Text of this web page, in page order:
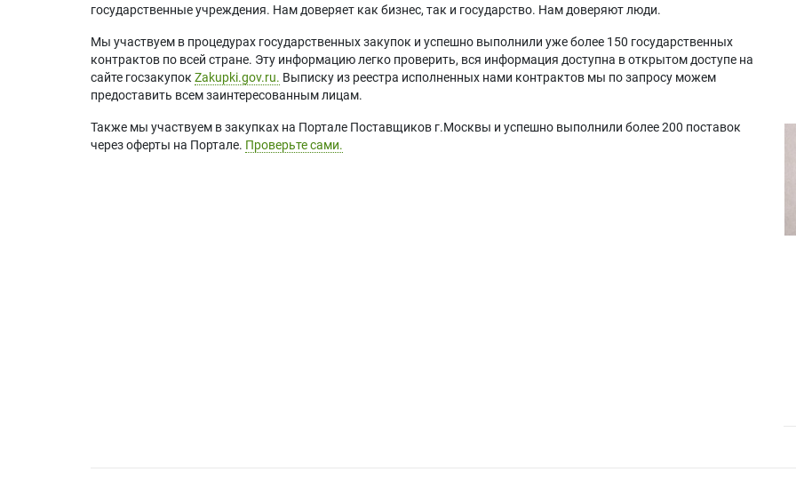
государственные учреждения. Нам доверяет как бизнес, так и государство. Нам доверяют люди.
Мы участвуем в процедурах государственных закупок и успешно выполнили уже более 150 государственных
контрактов по всей стране. Эту информацию легко проверить, вся информация доступна в открытом доступе на
сайте госзакупок Zakupki.gov.ru. Выписку из реестра исполненных нами контрактов мы по запросу можем
предоставить всем заинтересованным лицам.
Также мы участвуем в закупках на Портале Поставщиков г.Москвы и успешно выполнили более 200 поставок
через оферты на Портале. Проверьте сами.